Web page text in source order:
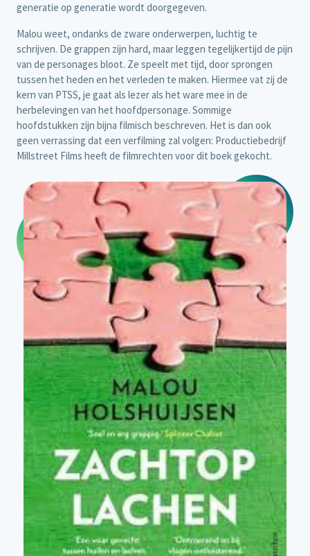
generatie op generatie wordt doorgegeven.
Malou weet, ondanks de zware onderwerpen, luchtig te
schrijven. De grappen zijn hard, maar leggen tegelijkertijd de pijn
van de personages bloot. Ze speelt met tijd, door sprongen
tussen het heden en het verleden te maken. Hiermee vat zij de
kern van PTSS, je gaat als lezer als het ware mee in de
herbelevingen van het hoofdpersonage. Sommige
hoofdstukken zijn bijna filmisch beschreven. Het is dan ook
geen verrassing dat een verfilming zal volgen: Productiebedrijf
Millstreet Films heeft de filmrechten voor dit boek gekocht.